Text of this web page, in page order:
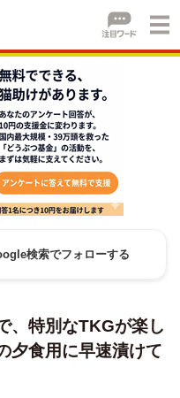
検索でフォローする
、特別なTKGが楽し
夕食用に早速漬けて